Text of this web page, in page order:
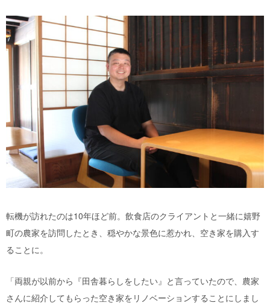
転機が訪れたのは10年ほど前。飲食店のクライアントと一緒に嬉野
町の農家を訪問したとき、穏やかな景色に惹かれ、空き家を購入す
ることに。
「両親が以前から『田舎暮らしをしたい』と言っていたので、農家
さんに紹介してもらった空き家をリノベーションすることにしまし